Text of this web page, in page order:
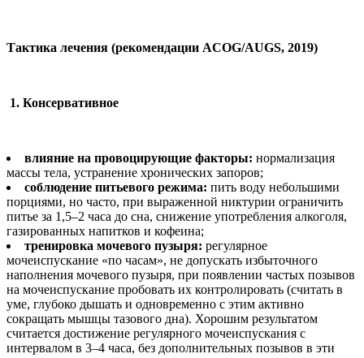
Тактика лечения (рекомендации ACOG/AUGS, 2019)
1. Консервативное
влияние на провоцирующие факторы: нормализация
массы тела, устранение хронических запоров;
соблюдение питьевого режима: пить воду небольшими
порциями, но часто, при выраженной никтурии ограничить
питье за 1,5–2 часа до сна, снижение употребления алкоголя,
газированных напитков и кофеина;
тренировка мочевого пузыря: регулярное
мочеиспускание «по часам», не допускать избыточного
наполнения мочевого пузыря, при появлении частых позывов
на мочеиспускание пробовать их контролировать (считать в
уме, глубоко дышать и одновременно с этим активно
сокращать мышцы тазового дна). Хорошим результатом
считается достижение регулярного мочеиспускания с
интервалом в 3–4 часа, без дополнительных позывов в эти